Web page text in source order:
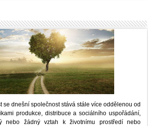
se dnešní společnost stává stále více oddělenou od
produkce, distribuce a sociálního uspořádání,
nebo žádný vztah k životnímu prostředí nebo